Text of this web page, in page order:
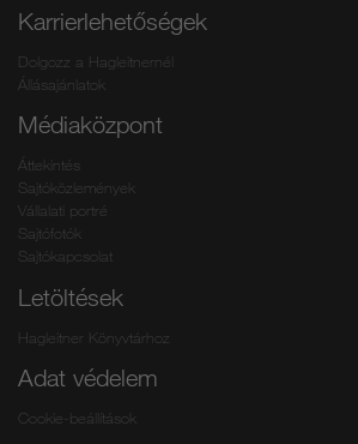
Karrierlehetőségek
Dolgozz a Hagleitnernél
Állásajánlatok
Médiaközpont
Áttekintés
Sajtóközlemények
Vállalati portré
Sajtófotók
Sajtókapcsolat
Letöltések
Hagleitner Könyvtárhoz
Adat védelem
Cookie-beállítások